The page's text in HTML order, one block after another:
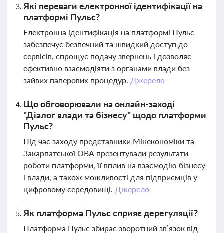
Які переваги електронної ідентифікації на
платформі Пульс?
Електронна ідентифікація на платформі Пульс
забезпечує безпечний та швидкий доступ до
сервісів, спрощує подачу звернень і дозволяє
ефективно взаємодіяти з органами влади без
зайвих паперових процедур. Джерело
Що обговорювали на онлайн-заході
"Діалог влади та бізнесу" щодо платформи
Пульс?
Під час заходу представники Мінекономіки та
Закарпатської ОВА презентували результати
роботи платформи, її вплив на взаємодію бізнесу
і влади, а також можливості для підприємців у
цифровому середовищі. Джерело
Як платформа Пульс сприяє дерегуляції?
Платформа Пульс збирає зворотний зв’язок від